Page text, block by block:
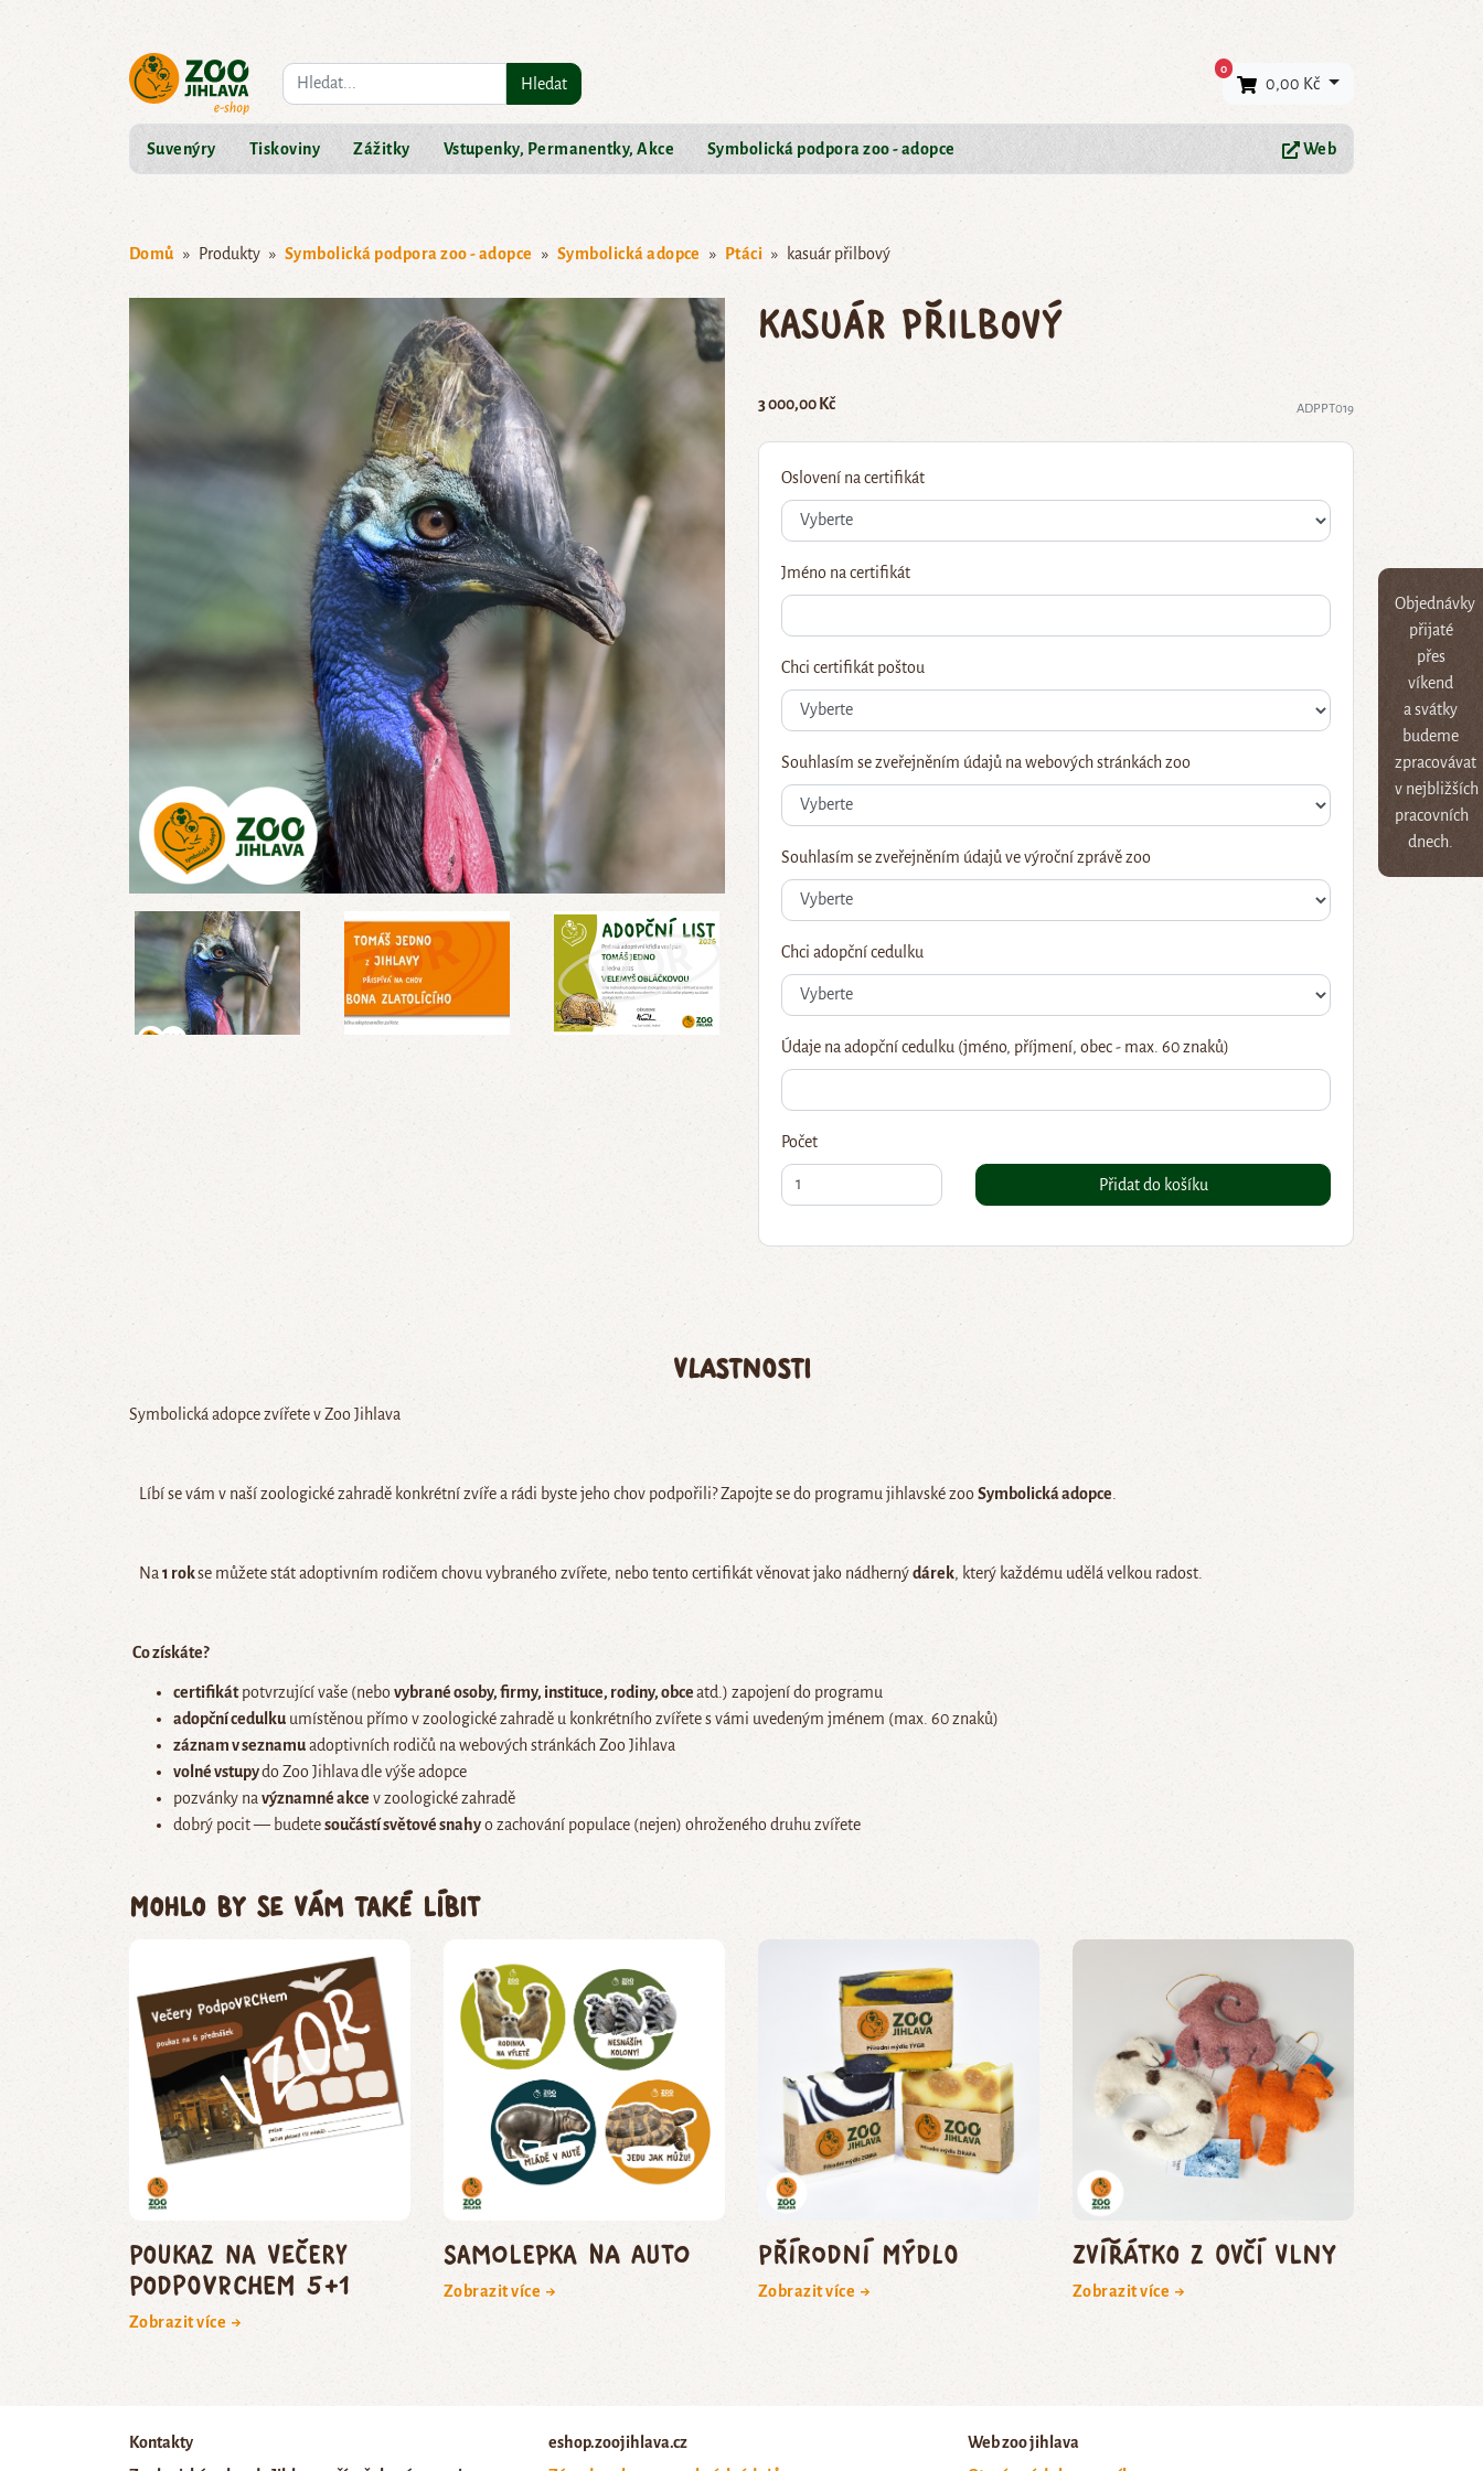
Objednávky
přijaté
přes
víkend
a svátky
budeme
zpracovávat
v nejbližších
pracovních
dnech.
Co hledáte? Hledat
0×
0,00 Kč
Suvenýry Tiskoviny Zážitky Vstupenky, Permanentky, Akce Symbolická podpora zoo - adopce Web
Domů Produkty Symbolická podpora zoo - adopce Symbolická adopce Ptáci kasuár přilbový
kasuár přilbový
3 000,00 Kč ADPPT019
Oslovení na certifikát
Jméno na certifikát
Chci certifikát poštou
Souhlasím se zveřejněním údajů na webových stránkách zoo
Souhlasím se zveřejněním údajů ve výroční zprávě zoo
Chci adopční cedulku
Údaje na adopční cedulku (jméno, příjmení, obec - max. 60 znaků)
Počet
Přidat do košíku
Vlastnosti
Symbolická adopce zvířete v Zoo Jihlava
Líbí se vám v naší zoologické zahradě konkrétní zvíře a rádi byste jeho chov podpořili? Zapojte se do programu jihlavské zooSymbolická adopce
Na 1 rokse můžete stát adoptivním rodičem chovu vybraného zvířete, nebo tento certifikát věnovat jako nádhernýdárek, který každému udělá velkou radost.
Co získáte?
certifikátpotvrzující vaše (nebo vybrané osoby, firmy, instituce, rodiny, obceatd.) zapojení do programu
adopční cedulku umístěnou přímo v zoologické zahradě u konkrétního zvířete s vámi uvedeným jménem (max. 60 znaků)
záznam v seznamuadoptivních rodičů na webových stránkách Zoo Jihlava
volné vstupydo Zoo Jihlavadle výše adopce
pozvánky na významné akce v zoologické zahradě
dobrý pocit — budetesoučástí světové snahyo zachování populace (nejen) ohroženého druhu zvířete
Mohlo by se vám také líbit
poukaz na Večery
podpoVRCHem 5+1
Zobrazit více →
Samolepka na auto
Zobrazit více →
Přírodní mýdlo
Zobrazit více →
zvířátko z ovčí vlny
Zobrazit více →
Kontakty
eshop.zoojihlava.cz
Web zoo jihlava